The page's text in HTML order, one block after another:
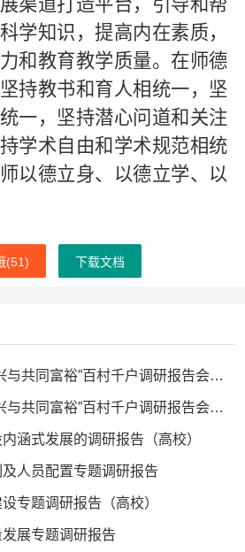
渠道打造平台，引导和帮
学知识，提高内在素质，
和教育教学质量。在师德
持教书和育人相统一，坚
一，坚持潜心问道和关注
学术自由和学术规范相统
以德立身、以德立学、以
(51) 下载文档
高校领导在“乡村振兴与共同富裕”百村千户调研报告会上的讲话
学校领导在“乡村振兴与共同富裕”百村千户调研报告会上的讲话
涵式发展的调研报告（高校）
人员配置专题调研报告
专题调研报告（高校）
展专题调研报告